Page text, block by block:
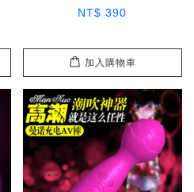
NT$ 390
加入購物車